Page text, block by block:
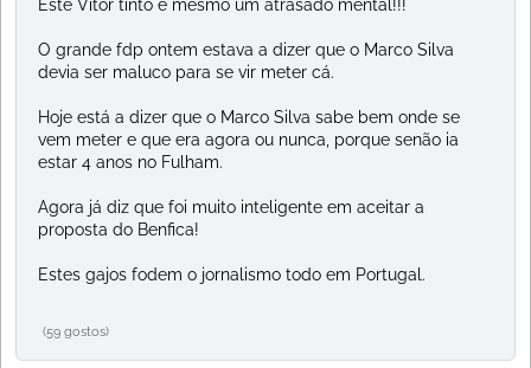
Este Vitor tinto é mesmo um atrasado mental!!!
O grande fdp ontem estava a dizer que o Marco Silva
devia ser maluco para se vir meter cá.
Hoje está a dizer que o Marco Silva sabe bem onde se
vem meter e que era agora ou nunca, porque senão ia
estar 4 anos no Fulham.
Agora já diz que foi muito inteligente em aceitar a
proposta do Benfica!
Estes gajos fodem o jornalismo todo em Portugal.
(59 gostos)